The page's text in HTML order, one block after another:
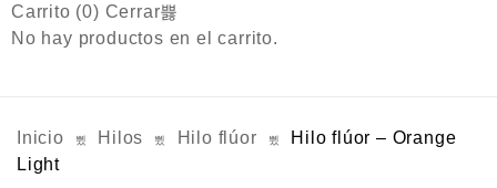
Carrito (0) Cerrar
No hay productos en el carrito.
Inicio Hilos Hilo flúor
Hilo flúor – Orange
Light